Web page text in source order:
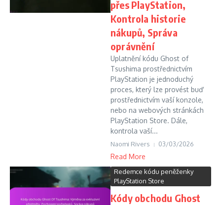
přes PlayStation,
Kontrola historie
nákupů, Správa
oprávnění
Uplatnění kódu Ghost of
Tsushima prostřednictvím
PlayStation je jednoduchý
proces, který lze provést buď
prostřednictvím vaší konzole,
nebo na webových stránkách
PlayStation Store. Dále,
kontrola vaší...
Naomi Rivers 03/03/2026
Read More
Redemce kódu peněženky
PlayStation Store
Kódy obchodu Ghost